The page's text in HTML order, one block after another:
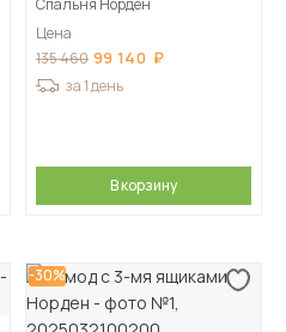
Спальня Норден
Цена
135 460 99 140
за 1 день
В корзину
-30%